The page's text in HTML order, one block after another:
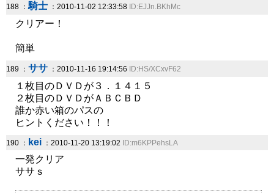
188 ：騎士 ：2010-11-02 12:33:58 ID:EJJn.BKhMc
クリアー！
簡単
189 ： ササ ：2010-11-16 19:14:56 ID:HS/XCxvF62
１枚目のＤＶＤが３．１４１５
２枚目のＤＶＤがＡＢＣＢＤ
誰か赤い箱のパスの
ヒントください！！！
190 ： kei ：2010-11-20 13:19:02 ID:m6KPPehsLA
一発クリア
ササｓ